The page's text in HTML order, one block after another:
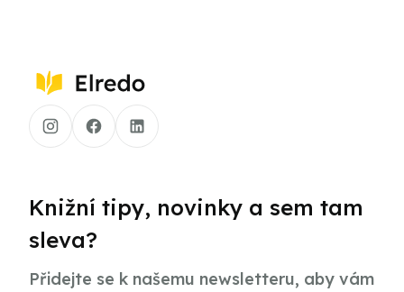
Knižní tipy, novinky a sem tam
sleva?
Přidejte se k našemu newsletteru, aby vám